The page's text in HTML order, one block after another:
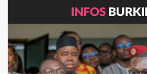
INFOS